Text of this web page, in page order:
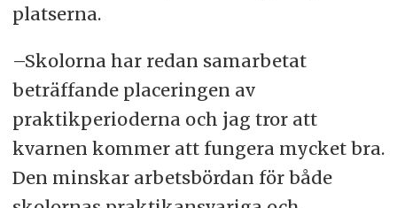
platserna.
–Skolorna har redan samarbetat
beträffande placeringen av
praktikperioderna och jag tror att
kvarnen kommer att fungera mycket bra.
Den minskar arbetsbördan för både